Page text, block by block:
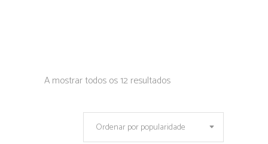
A mostrar todos os 12 resultados
Ordenar por popularidade